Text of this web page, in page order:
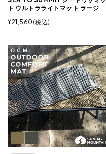
ト ウルトラライトマット ラージ
¥21,560 税込